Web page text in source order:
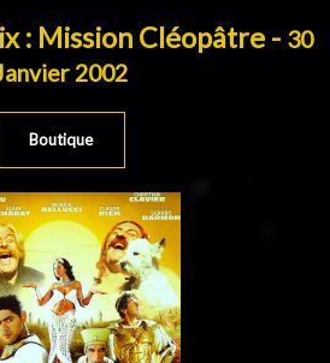
: Mission Cléopâtre - 30
2002
Boutique